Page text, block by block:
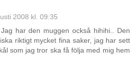
2008 kl. 09:35
har den muggen också hihihi.. Den
riktigt mycket fina saker, jag har sett
som jag tror ska få följa med mig hem